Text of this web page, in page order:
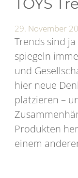
29. November
Trends sind
spiegeln
und
hier neue
platzieren –
Produkten
einem